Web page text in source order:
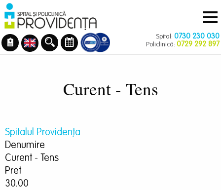
Mergi
la
conţinutul
principal
Navigare
principală
Spital: 0730 230 030
Policlinică: 0729 292 897
Curent - Tens
Spitalul Providența
Denumire
Curent - Tens
Pret
30.00